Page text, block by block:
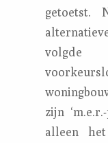
getoetst.
volgde
zijn
alleen